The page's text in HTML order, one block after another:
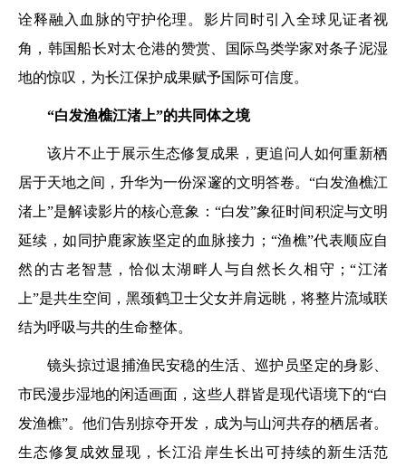
诠释融入血脉的守护伦理。影片同时引入全球见证者视
角，韩国船长对太仓港的赞赏、国际鸟类学家对条子泥湿
地的惊叹，为长江保护成果赋予国际可信度。
“白发渔樵江渚上”的共同体之境
该片不止于展示生态修复成果，更追问人如何重新栖
居于天地之间，升华为一份深邃的文明答卷。“白发渔樵江
渚上”是解读影片的核心意象：“白发”象征时间积淀与文明
延续，如同护鹿家族坚定的血脉接力；“渔樵”代表顺应自
然的古老智慧，恰似太湖畔人与自然长久相守；“江渚
上”是共生空间，黑颈鹤卫士父女并肩远眺，将整片流域联
结为呼吸与共的生命整体。
镜头掠过退捕渔民安稳的生活、巡护员坚定的身影、
市民漫步湿地的闲适画面，这些人群皆是现代语境下的“白
发渔樵”。他们告别掠夺开发，成为与山河共存的栖居者。
生态修复成效显现，长江沿岸生长出可持续的新生活范